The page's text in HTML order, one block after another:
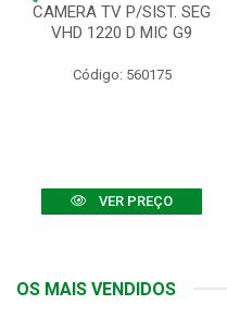
CAMERA TV P/SIST. SEG
VHD 1220 D MIC G9
Código: 560175
VER PREÇO
OS MAIS VENDIDOS